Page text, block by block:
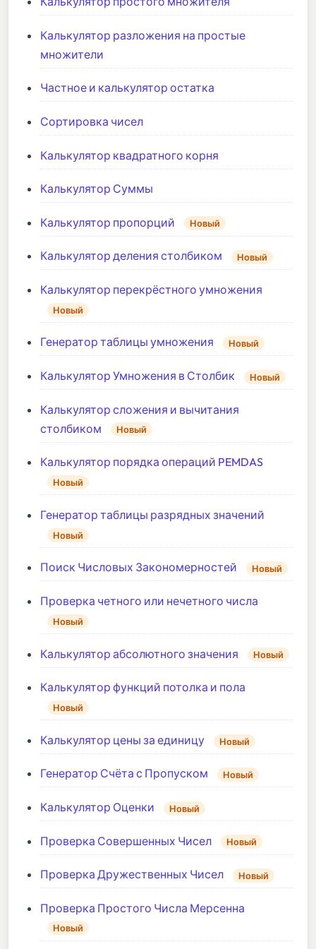
Калькулятор разложения на простые
множители
Частное и калькулятор остатка
Сортировка чисел
Калькулятор квадратного корня
Калькулятор Суммы
Калькулятор пропорций Новый
Калькулятор деления столбиком Новый
Калькулятор перекрёстного умножения
Новый
Генератор таблицы умножения Новый
Калькулятор Умножения в Столбик Новый
Калькулятор сложения и вычитания
столбиком
Новый
Калькулятор порядка операций PEMDAS
Новый
Генератор таблицы разрядных значений
Новый
Поиск Числовых Закономерностей Новый
Проверка четного или нечетного числа
Новый
Калькулятор абсолютного значения Новый
Калькулятор функций потолка и пола
Новый
Калькулятор цены за единицу Новый
Генератор Счёта с Пропуском Новый
Калькулятор Оценки Новый
Проверка Совершенных Чисел Новый
Проверка Дружественных Чисел Новый
Проверка Простого Числа Мерсенна
Новый